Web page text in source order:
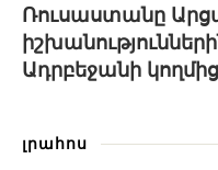
Ռուսաստանը
Ադրբեջանի կողմից
լրահոս